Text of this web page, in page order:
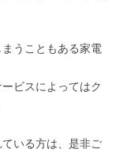
うこともある家電
ビスによってはク
いる方は、是非ご